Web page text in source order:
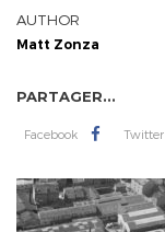
AUTHOR
Matt Zonza
PARTAGER...
Facebook Twitter